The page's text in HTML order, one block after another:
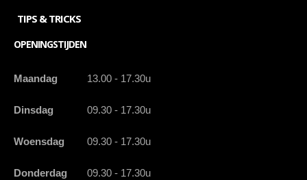
TIPS & TRICKS
OPENINGSTIJDEN
Maandag 13.00 - 17.30u
Dinsdag 09.30 - 17.30u
Woensdag 09.30 - 17.30u
Donderdag 09.30 - 17.30u